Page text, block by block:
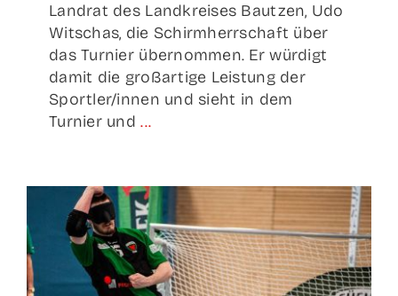
Landrat des Landkreises Bautzen, Udo
Witschas, die Schirmherrschaft über
das Turnier übernommen. Er würdigt
damit die großartige Leistung der
Sportler/innen und sieht in dem
Turnier und...